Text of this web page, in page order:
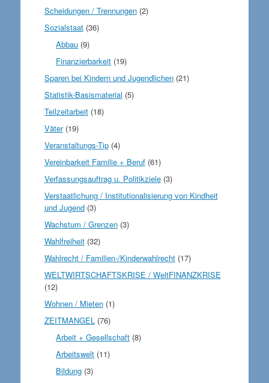
Scheidungen / Trennungen(2)
Sozialstaat(36)
Abbau (9)
Finanzierbarkeit (19)
Sparen bei Kindern und Jugendlichen(21)
Statistik-Basismaterial (5)
Teilzeitarbeit(18)
Väter(19)
Veranstaltungs-Tip(4)
Vereinbarkeit Familie + Beruf(61)
Verfassungsauftrag u. Politikziele(3)
Verstaatlichung / Institutionalisierung von Kindheit
und Jugend(3)
Wachstum / Grenzen(3)
Wahlfreiheit(32)
Wahlrecht / Familien-/Kinderwahlrecht(17)
WELTWIRTSCHAFTSKRISE / WeltFINANZKRISE
(12)
Wohnen / Mieten(1)
ZEITMANGEL(76)
Arbeit + Gesellschaft (8)
Arbeitswelt (11)
Bildung (3)